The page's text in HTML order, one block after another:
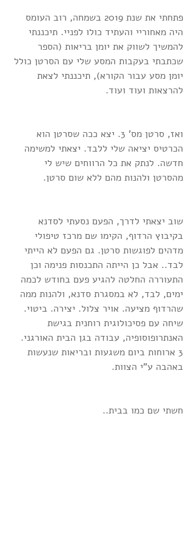
פתחתי את שנת 2019 בשמחה, רוב העומס
היה מאחוריי והעתיד כולו לפניי. תיכננתי
להמשיך לשווק את יומן בריאות (הספר
שכתבתי בעקבות המסע שלי עם הסרטן כולל
יומן מסע עבור הקורא), תיכננתי לצאת
להרצאות ועוד ועוד.
ואז, סרטן מס' 3. יצא ככה שסרטן הוא
הכרטיס יציאה שלי ללבד. יצאתי למשימה
חדשה. לנתק את כל הרווחים שיש לי
מהסרטן ולהנות מהם ללא שום סרטן.
שוב יצאתי לדרך, הפעם נסעתי לסדנא
בקיבוץ הרדוף, הקימו שם מרכז טיפולי
מדהים לפוגשות סרטן. גם הפעם לא הייתי
לבד.. אבל כן הייתה התכנסות פנימה וכן
התעוררה החלטה להגיע פעם בחודש לכמה
ימים, לבד, לא במסגרת סדנא, ולהנות ממה
שהרדוף מציעה. אויר צלול. יצירה. ביטוי.
שיחה עם פסיכולוגית רוחנית בגישת
האנתרופוסופיה, עבודה בגן הבית האורגני.
3 ארוחות ביום משגעות ובריאות שנעשות
באהבה ע"י הצוות.
חשתי שם כמו בבית..